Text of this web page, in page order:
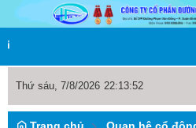
Thứ sáu, 7/8/2026 22:13:53